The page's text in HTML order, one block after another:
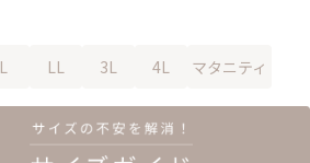
L LL 3L 4L マタニティ